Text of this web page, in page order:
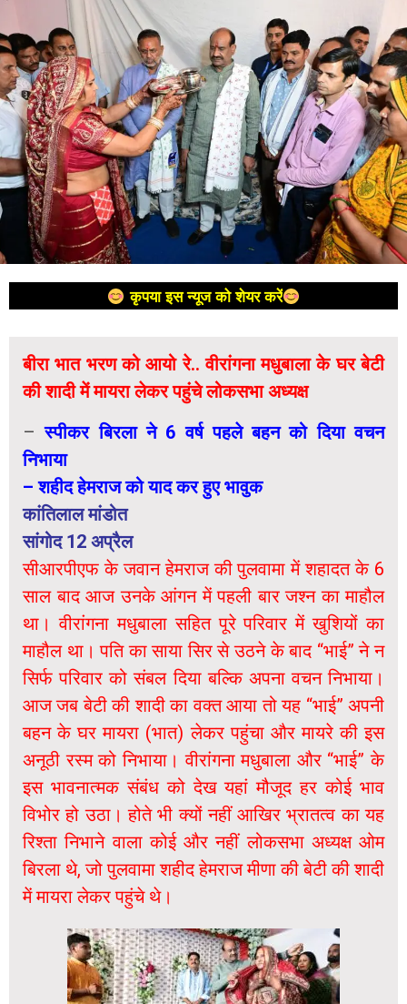
कृपया इस न्यूज को शेयर करें
बीरा भात भरण को आयो रे.. वीरांगना मधुबाला के घर बेटी
की शादी में मायरा लेकर पहुंचे लोकसभा अध्यक्ष
–स्पीकर बिरला ने 6 वर्ष पहले बहन को दिया वचन
निभाया
– शहीद हेमराज को याद कर हुए भावुक
कांतिलाल मांडोत
सांगोद 12 अप्रैल
सीआरपीएफ के जवान हेमराज की पुलवामा में शहादत के 6
साल बाद आज उनके आंगन में पहली बार जश्न का माहौल
था। वीरांगना मधुबाला सहित पूरे परिवार में खुशियों का
माहौल था। पति का साया सिर से उठने के बाद “भाई” ने न
सिर्फ परिवार को संबल दिया बल्कि अपना वचन निभाया।
आज जब बेटी की शादी का वक्त आया तो यह “भाई” अपनी
बहन के घर मायरा (भात) लेकर पहुंचा और मायरे की इस
अनूठी रस्म को निभाया। वीरांगना मधुबाला और “भाई” के
इस भावनात्मक संबंध को देख यहां मौजूद हर कोई भाव
विभोर हो उठा। होते भी क्यों नहीं आखिर भ्रातत्व का यह
रिश्ता निभाने वाला कोई और नहीं लोकसभा अध्यक्ष ओम
बिरला थे, जो पुलवामा शहीद हेमराज मीणा की बेटी की शादी
में मायरा लेकर पहुंचे थे।